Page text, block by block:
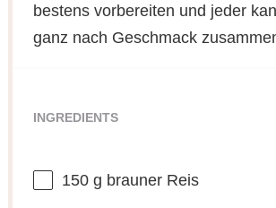
bestens vorbereiten und jeder
ganz nach Geschmack
INGREDIENTS
150 g brauner Reis